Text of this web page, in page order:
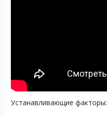
Устанавливающие факторы: